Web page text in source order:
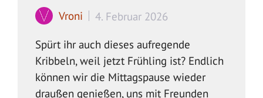
Vroni
4. Februar 2026
Spürt ihr auch dieses aufregende
Kribbeln, weil jetzt Frühling ist? Endlich
können wir die Mittagspause wieder
draußen genießen, uns mit Freunden